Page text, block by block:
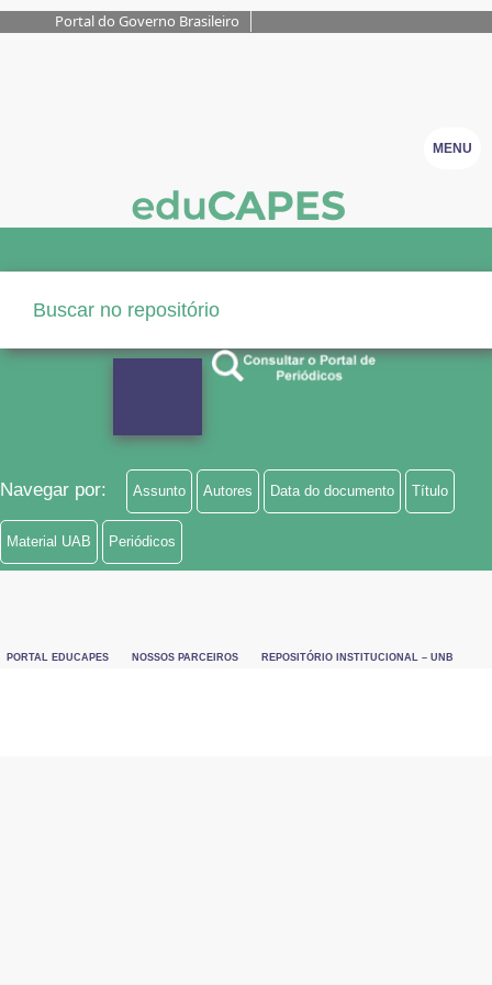
Portal do Governo Brasileiro
MENU
Navegar por: Assunto Autores Data do documento Título
Material UAB Periódicos
PORTAL EDUCAPES NOSSOS PARCEIROS REPOSITÓRIO INSTITUCIONAL – UNB